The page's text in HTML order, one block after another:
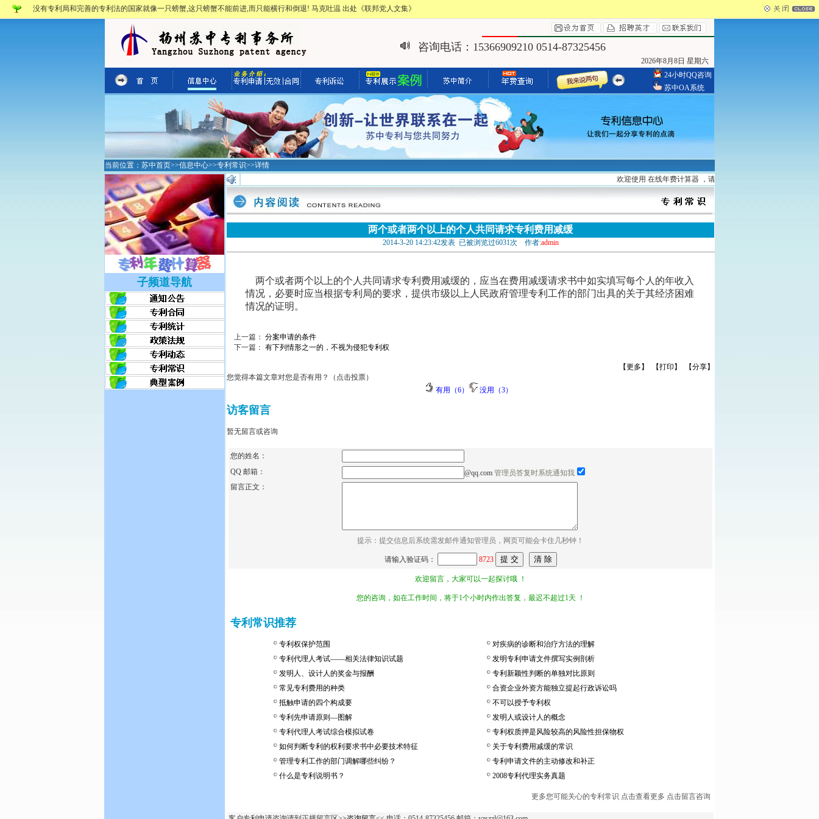
没有专利局和完善的专利法的国家就像一只螃蟹,这只螃蟹不能前进,而只能横行和倒退! 马克吐温 出处《联邦党人文集》
咨询电话：15366909210 0514-87325456
2026年8月8日 星期六
24小时QQ咨询
苏中OA系统
当前位置： 苏中首页>>信息中心>>专利常识>>详情
子频道导航
欢迎使用 在线年费计算器 ，请登录
两个或者两个以上的个人共同请求专利费用减缓
2014-3-20 14:23:42发表 已被浏览过6031次 作者:admin
两个或者两个以上的个人共同请求专利费用减缓的，应当在费用减缓请求书中如实填写每个人的年收入
情况，必要时应当根据专利局的要求，提供市级以上人民政府管理专利工作的部门出具的关于其经济困难
情况的证明。
上一篇： 分案申请的条件
下一篇： 有下列情形之一的，不视为侵犯专利权
【更多】 【打印】
【分享】
您觉得本篇文章对您是否有用？（点击投票）
有用（6）
没用（3）
访客留言
暂无留言或咨询
您的姓名：
QQ 邮箱：
@qq.com 管理员答复时系统通知我
留言正文：
提示：提交信息后系统需发邮件通知管理员，网页可能会卡住几秒钟！
请输入验证码： 8723
欢迎留言，大家可以一起探讨哦 ！
您的咨询，如在工作时间，将于1个小时内作出答复，最迟不超过1天 ！
专利常识推荐
专利权保护范围
对疾病的诊断和治疗方法的理解
专利代理人考试——相关法律知识试题
发明专利申请文件撰写实例剖析
发明人、设计人的奖金与报酬
专利新颖性判断的单独对比原则
常见专利费用的种类
合资企业外资方能独立提起行政诉讼吗
抵触申请的四个构成要
不可以授予专利权
专利先申请原则—图解
发明人或设计人的概念
专利代理人考试综合模拟试卷
专利权质押是风险较高的风险性担保物权
如何判断专利的权利要求书中必要技术特征
关于专利费用减缓的常识
管理专利工作的部门调解哪些纠纷？
专利申请文件的主动修改和补正
什么是专利说明书？
2008专利代理实务真题
更多您可能关心的专利常识 点击查看更多 点击留言咨询